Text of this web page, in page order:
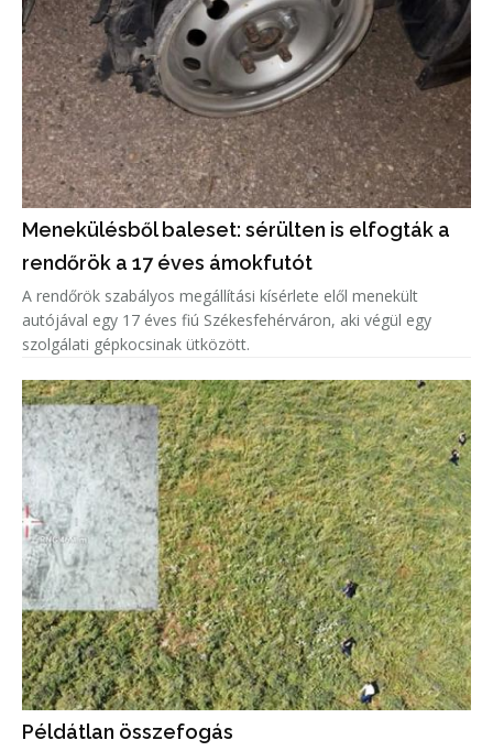
Menekülésből baleset: sérülten is elfogták a
rendőrök a 17 éves ámokfutót
A rendőrök szabályos megállítási kísérlete elől menekült
autójával egy 17 éves fiú Székesfehérváron, aki végül egy
szolgálati gépkocsinak ütközött.
Példátlan összefogás